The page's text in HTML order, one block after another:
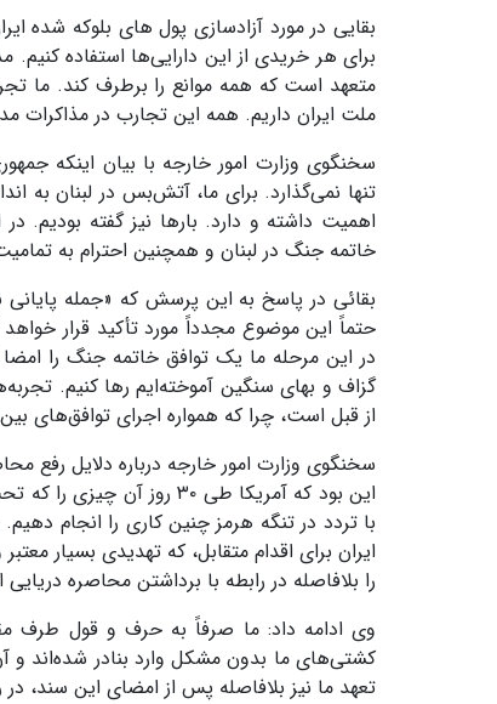
بقایی در مورد آزادسازی پول های بلوکه شده
برای هر خریدی از این دارایی‌ها استفاده
متعهد است که همه موانع را برطرف کند. ما
ملت ایران داریم. همه این تجارب در مذاکرات
سخنگوی وزارت امور خارجه با بیان اینکه
تنها نمی‌گذارد. برای ما، آتش‌بس در لبنان به
اهمیت داشته و دارد. بارها نیز گفته بودیم.
خاتمه جنگ در لبنان و همچنین احترام به
حتماً این موضوع مجدداً مورد تأکید قرار
در این مرحله ما یک توافق خاتمه جنگ را
گزاف و بهای سنگین آموخته‌ایم رها کنیم.
از قبل است، چرا که همواره اجرای توافق‌های
سخنگوی وزارت امور خارجه درباره دلایل رفع
این بود که آمریکا طی ۳۰
با تردد در تنگه هرمز چنین کاری را انجام
ایران برای اقدام متقابل، که تهدیدی بسیار
را بلافاصله در رابطه با برداشتن محاصره
وی ادامه داد: ما صرفاً به حرف و قول طرف
کشتی‌های ما بدون مشکل وارد بنادر شده‌اند و
تعهد ما نیز بلافاصله پس از امضای این سند، در